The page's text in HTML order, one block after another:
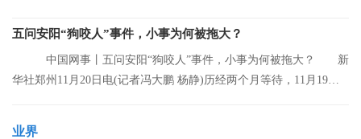
五问安阳“狗咬人”事件，小事为何被拖大？
中国网事丨五问安阳“狗咬人”事件，小事为何被拖大？ 新
华社郑州11月20日电(记者冯大鹏 杨静)历经两个月等待，11月19日
业界